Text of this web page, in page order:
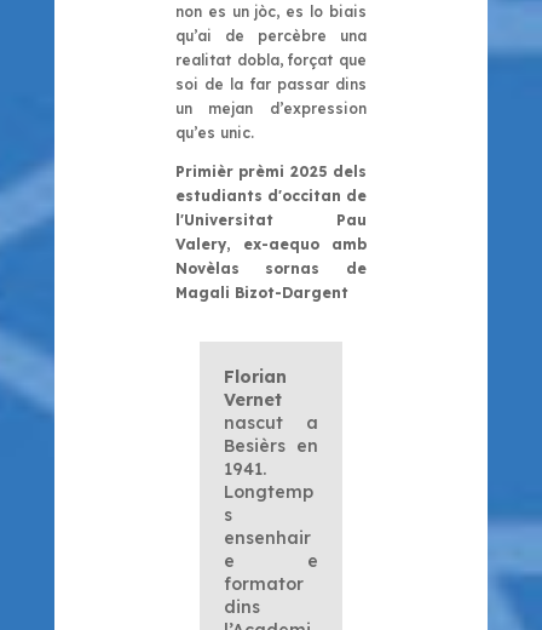
non es un jòc, es lo biais
qu’ai de percèbre una
realitat dobla, forçat que
soi de la far passar dins
un mejan d’expression
qu’es unic.
Primièr prèmi 2025 dels
estudiants d'occitan de
l'Universitat Pau
Valery, ex-aequo amb
Novèlas sornas de
Magali Bizot-Dargent
Florian
Vernet
nascut a
Besièrs en
1941.
Longtemp
s
ensenhair
e e
formator
dins